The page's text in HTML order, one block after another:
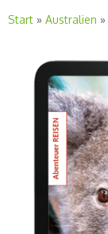
Start » Australien »